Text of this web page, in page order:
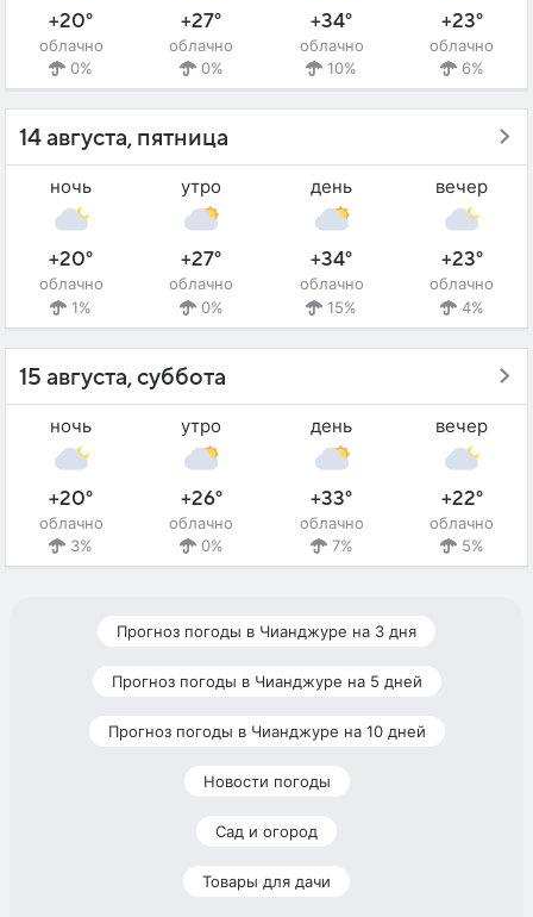
+20°
облачно
0%
+27°
облачно
0%
+34°
облачно
10%
+23°
облачно
6%
14 августа, пятница
ночь
+20°
облачно
1%
утро
+27°
облачно
0%
день
+34°
облачно
15%
вечер
+23°
облачно
4%
15 августа, суббота
ночь
+20°
облачно
3%
утро
+26°
облачно
0%
день
+33°
облачно
7%
вечер
+22°
облачно
5%
Прогноз погоды в Чианджуре на 3 дня
Прогноз погоды в Чианджуре на 5 дней
Прогноз погоды в Чианджуре на 10 дней
Новости погоды
Сад и огород
Товары для дачи